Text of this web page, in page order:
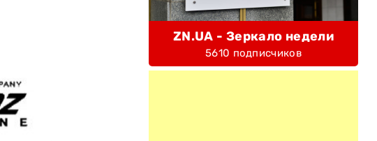
ZN.UA - Зеркало недели
5610 подписчиков